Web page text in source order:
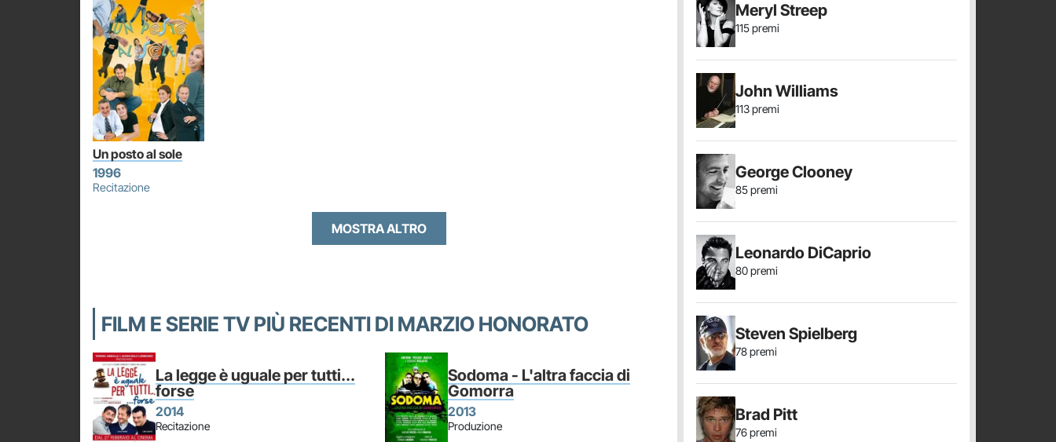
Un posto al sole
1996
Recitazione
MOSTRA ALTRO
FILM E SERIE TV PIÙ RECENTI DI MARZIO HONORATO
La legge è uguale per tutti...
forse
2014
Recitazione
Sodoma - L'altra faccia di
Gomorra
2013
Produzione
Meryl Streep
115 premi
John Williams
113 premi
George Clooney
85 premi
Leonardo DiCaprio
80 premi
Steven Spielberg
78 premi
Brad Pitt
76 premi